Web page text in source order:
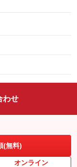
わせ
(無料)
オンライン